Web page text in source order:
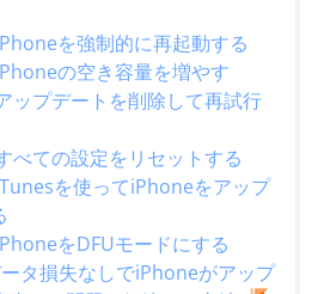
を強制的に再起動する
の空き容量を増やす
ップデートを削除して再試行
べての設定をリセットする
を使ってiPhoneをアップ
をDFUモードにする
タ損失なしでiPhoneがアップ